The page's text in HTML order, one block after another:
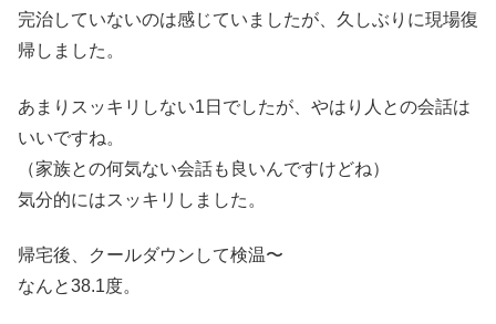
完治していないのは感じていましたが、久しぶりに現場復
帰しました。
あまりスッキリしない1日でしたが、やはり人との会話は
いいですね。
（家族との何気ない会話も良いんですけどね）
気分的にはスッキリしました。
帰宅後、クールダウンして検温〜
なんと38.1度。